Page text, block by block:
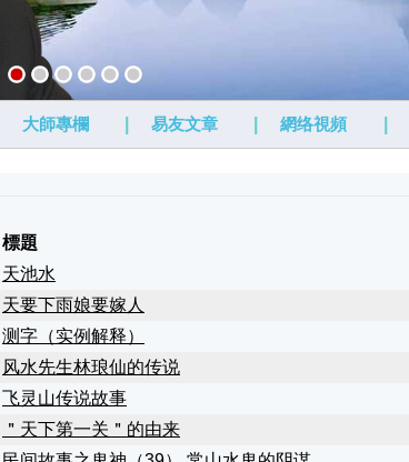
大師專欄 易友文章 網络視頻
標題
天池水
天要下雨娘要嫁人
测字（实例解释）
风水先生林琅仙的传说
飞灵山传说故事
＂天下第一关＂的由来